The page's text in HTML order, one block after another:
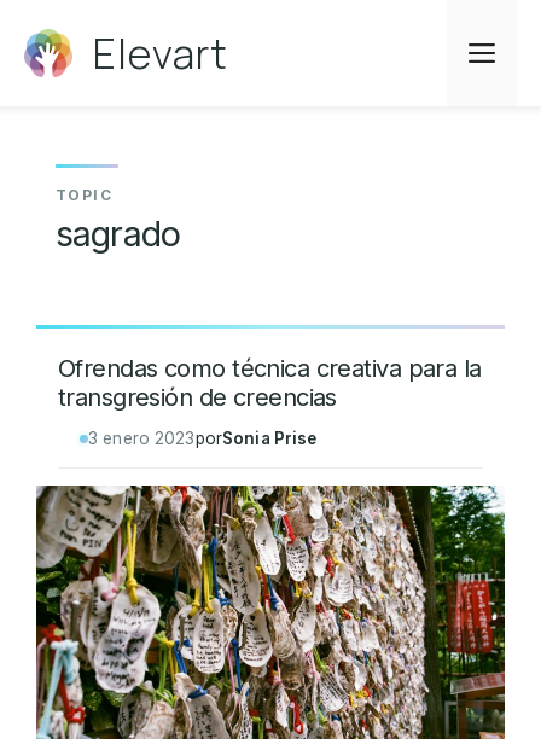
contenido Elevart
sagrado
Ofrendas como técnica creativa para la
transgresión de creencias
3 enero 2023porSonia Prise